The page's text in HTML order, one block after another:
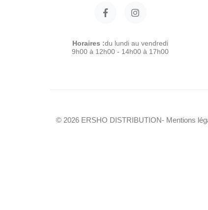
Horaires :du lundi au vendredi
9h00 à 12h00 - 14h00 à 17h00
© 2026 ERSHO DISTRIBUTION- Mentions